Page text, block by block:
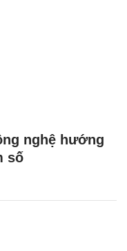
nghệ hướng
số